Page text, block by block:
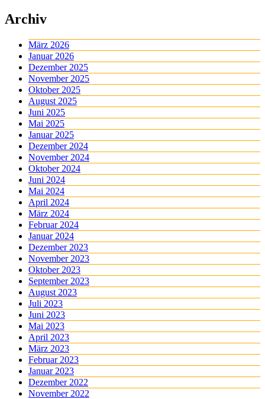
Archiv
März 2026
Januar 2026
Dezember 2025
November 2025
Oktober 2025
August 2025
Juni 2025
Mai 2025
Januar 2025
Dezember 2024
November 2024
Oktober 2024
Juni 2024
Mai 2024
April 2024
März 2024
Februar 2024
Januar 2024
Dezember 2023
November 2023
Oktober 2023
September 2023
August 2023
Juli 2023
Juni 2023
Mai 2023
April 2023
März 2023
Februar 2023
Januar 2023
Dezember 2022
November 2022